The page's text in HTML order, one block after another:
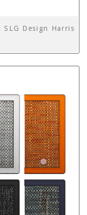
SLG Design Harris